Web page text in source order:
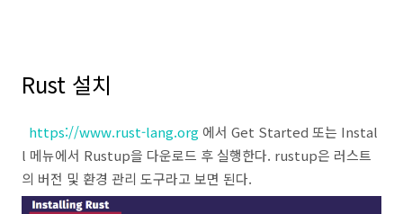
Rust 설치
https://www.rust-lang.org 에서 Get Started 또는 Instal
l 메뉴에서 Rustup을 다운로드 후 실행한다. rustup은 러스트
의 버전 및 환경 관리 도구라고 보면 된다.